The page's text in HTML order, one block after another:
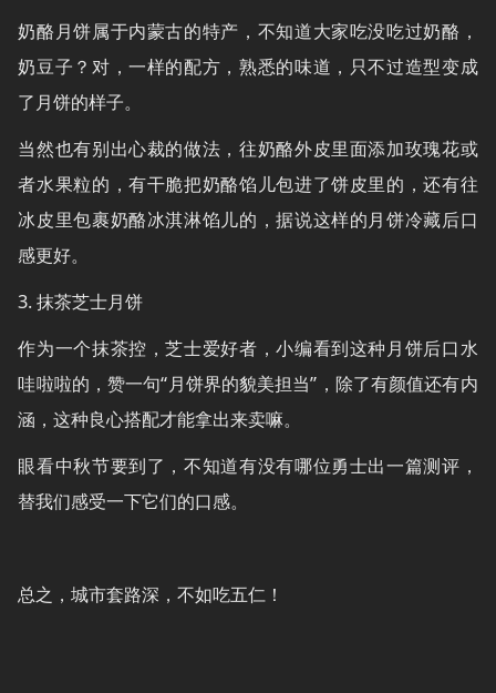
奶酪月饼属于内蒙古的特产，不知道大家吃没吃过奶酪，
奶豆子？对，一样的配方，熟悉的味道，只不过造型变成
了月饼的样子。
当然也有别出心裁的做法，往奶酪外皮里面添加玫瑰花或
者水果粒的，有干脆把奶酪馅儿包进了饼皮里的，还有往
冰皮里包裹奶酪冰淇淋馅儿的，据说这样的月饼冷藏后口
感更好。
3. 抹茶芝士月饼
作为一个抹茶控，芝士爱好者，小编看到这种月饼后口水
哇啦啦的，赞一句“月饼界的貌美担当”，除了有颜值还有内
涵，这种良心搭配才能拿出来卖嘛。
眼看中秋节要到了，不知道有没有哪位勇士出一篇测评，
替我们感受一下它们的口感。
总之，城市套路深，不如吃五仁！